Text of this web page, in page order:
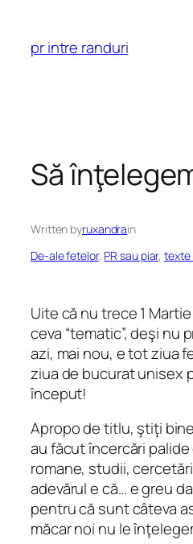
content
pr intre randuri
Să
Written byruxandrain
De-ale fetelor, PR sau piar, texte
Uite că nu trece 1
ceva “tematic”, deşi nu
azi, mai nou, e tot ziua
ziua de bucurat unisex
început!
Apropo de titlu, ştiţi
au făcut încercări
romane, studii,
adevărul e că… e greu
pentru că sunt câteva
măcar noi nu le